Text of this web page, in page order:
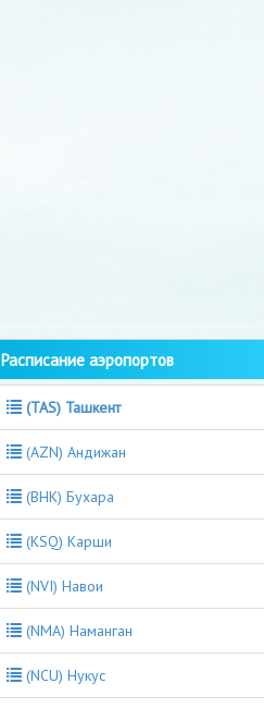
Расписание аэропортов
(TAS) Ташкент
(AZN) Андижан
(BHK) Бухара
(KSQ) Карши
(NVI) Навои
(NMA) Наманган
(NCU) Нукус